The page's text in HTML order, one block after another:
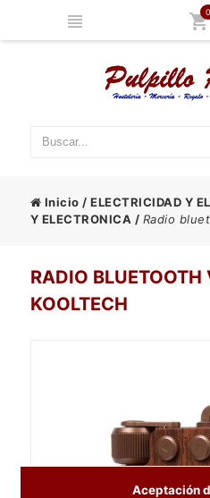
0
Inicio /ELECTRICIDAD Y
Y ELECTRONICA / Radio
RADIO BLUETOOTH
KOOLTECH
Aceptación